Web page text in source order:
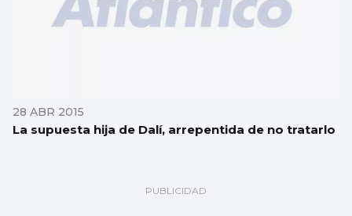
28 ABR 2015
La supuesta hija de Dalí, arrepentida de no tratarlo